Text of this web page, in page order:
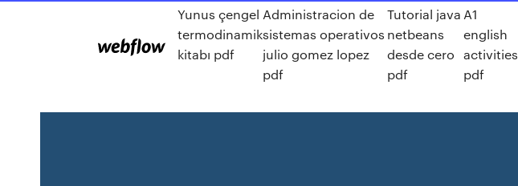
Yunus çengel
termodinamik
kitabı pdf
Administracion de
sistemas operativos
julio gomez lopez
pdf
Tutorial java
netbeans
desde cero
pdf
A1
english
activities
pdf